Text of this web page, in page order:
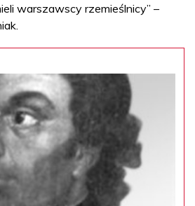
warszawscy rzemieślnicy” –